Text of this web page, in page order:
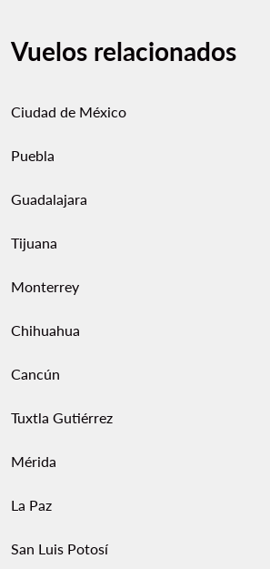
Vuelos relacionados
Ciudad de México
Puebla
Guadalajara
Tijuana
Monterrey
Chihuahua
Cancún
Tuxtla Gutiérrez
Mérida
La Paz
San Luis Potosí